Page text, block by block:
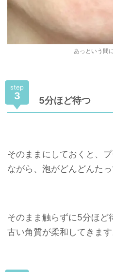
あっという間
step
3 5分ほど待つ
そのままにしておくと、
ながら、泡がどんどんたっ
そのまま触らずに5分ほど
古い角質が柔和してきます